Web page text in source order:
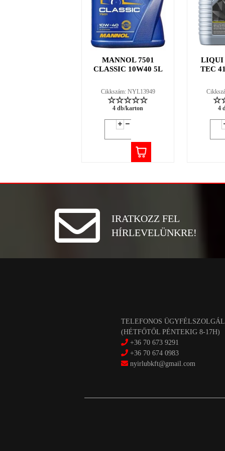
MANNOL 7501
CLASSIC 10W40 5L
Cikkszám: NYL13949
4 db/karton
LIQUI
TEC
4
IRATKOZZ FEL
HÍRLEVELÜNKRE!
TELEFONOS
(HÉTFŐTŐL PÉNTEKIG 8-17H)
+36 70 673 9291
+36 70 674 0983
nyirlubkft@gmail.com